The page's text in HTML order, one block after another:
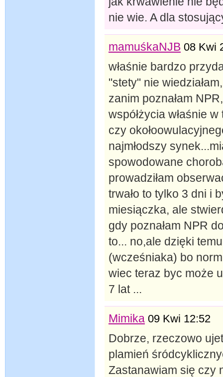
nie wie. A dla
mamuśkaNJB 08 Kwi
właśnie bardzo
"stety" nie
zanim poznałam
współżycia właśnie
czy
najmłodszy
spowodowane
prowadziłam
trwało to tylko 3 dni i
miesiączka, ale
gdy poznałam NPR
to... no,ale dzięki
(wcześniaka) bo
wiec teraz byc może
7 lat ...
Mimika 09 Kwi 12:52
Dobrze, rzeczowo
plamień
Zastanawiam się czy